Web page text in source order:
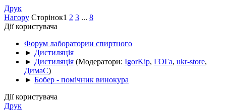
Друк
Нагору Сторінок1 2 3 ... 8
Дії користувача
Форум лаборатории спиртного
► Дистиляція
► Дистиляція (Модератори: IgorKip, ГОГа, ukr-store,
ДимаС)
► Бобер - помічник винокура
Дії користувача
Друк